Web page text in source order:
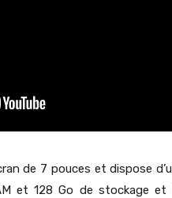
de 7 pouces et dispose
et 128 Go de stockage et